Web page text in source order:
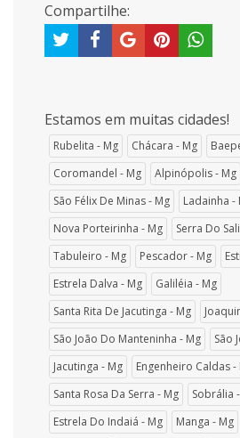
Compartilhe:
Estamos em muitas cidades!
Rubelita - Mg Chácara - Mg
Coromandel - Mg
Alpinópolis - Mg
São Félix De Minas - Mg
Ladainha -
Nova Porteirinha - Mg
Serra Do
Tabuleiro - Mg
Pescador - Mg
Estrela Dalva - Mg
Galiléia - Mg
Santa Rita De Jacutinga - Mg
São João Do Manteninha - Mg
São
Jacutinga - Mg
Engenheiro Caldas -
Santa Rosa Da Serra - Mg
Sobrália
Estrela Do Indaiá - Mg
Manga - Mg